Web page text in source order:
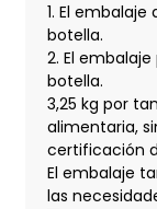
1. El
botella.
2. El
botella.
3,25 kg por
alimentaria,
certificación
El embalaje
las